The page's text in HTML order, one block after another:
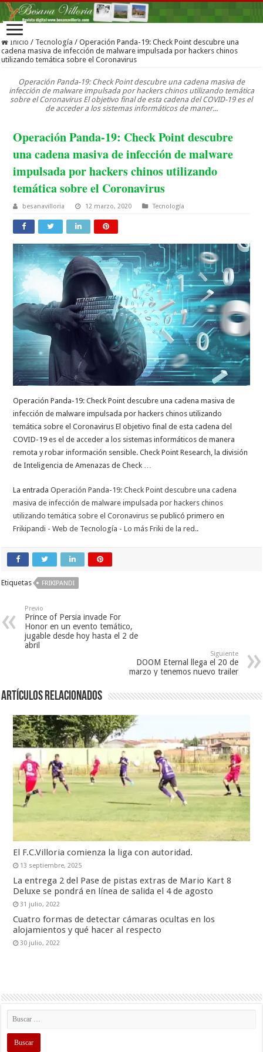
Inicio / Tecnología / Operación Panda-19: Check Point descubre una
cadena masiva de infección de malware impulsada por hackers chinos
utilizando temática sobre el Coronavirus
Operación Panda-19: Check Point descubre una cadena masiva de
infección de malware impulsada por hackers chinos utilizando temática
sobre el Coronavirus El objetivo final de esta cadena del COVID-19 es el
de acceder a los sistemas informáticos de maner...
Operación Panda-19: Check Point descubre
una cadena masiva de infección de malware
impulsada por hackers chinos utilizando
temática sobre el Coronavirus
besanavilloria 12 marzo, 2020 Tecnología
Operación Panda-19: Check Point descubre una cadena masiva de
infección de malware impulsada por hackers chinos utilizando
temática sobre el Coronavirus El objetivo final de esta cadena del
COVID-19 es el de acceder a los sistemas informáticos de manera
remota y robar información sensible. Check Point Research, la división
de Inteligencia de Amenazas de Check …
La entradaOperación Panda-19: Check Point descubre una cadena
masiva de infección de malware impulsada por hackers chinos
utilizando temática sobre el Coronavirus se publicó primero en
Frikipandi - Web de Tecnología - Lo más Friki de la red..
Etiquetas FRIKIPANDI
Previo
Prince of Persia invade For
Honor en un evento temático,
jugable desde hoy hasta el 2 de
abril
Siguiente
DOOM Eternal llega el 20 de
marzo y tenemos nuevo trailer
Artículos relacionados
El F.C.Villoria comienza la liga con autoridad.
13 septiembre, 2025
La entrega 2 del Pase de pistas extras de Mario Kart 8
Deluxe se pondrá en línea de salida el 4 de agosto
31 julio, 2022
Cuatro formas de detectar cámaras ocultas en los
alojamientos y qué hacer al respecto
30 julio, 2022